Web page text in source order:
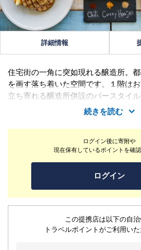
ログイン後に寄附や
現在保有しているポイントを確
ログイン
この提携店は以下の自
トラベルポイントがご利用いた
詳細情報
住宅街の一角に突如現れる醸造所。
を画す落ち着いた空間です。１階は
立ち寄れる醸造所併設のバースタイ
お楽しみいただけます。７階にはひ
食事を楽しめるレストラン。Y.Y.G.オ
ンフレンチ料理は他では味わうこと
ぴったりのものばかり。カルテルや
意もございます。お子様連れも大歓
続きを読む